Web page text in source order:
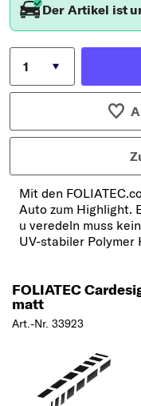
Der Artikel ist
Mit den
Auto zum Highlight.
u veredeln muss
UV-stabiler Polymer
FOLIATEC
matt
Art.-Nr. 33923